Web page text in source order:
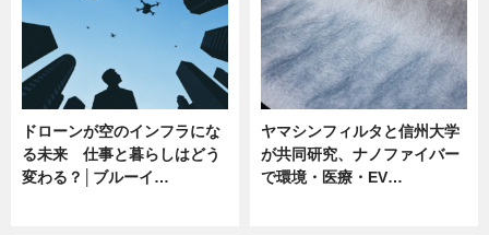
ドローンが空のインフラにな
る未来 仕事と暮らしはどう
変わる？│ブルーイ…
ヤマシンフィルタと信州大学
が共同研究、ナノファイバー
で環境・医療・EV…